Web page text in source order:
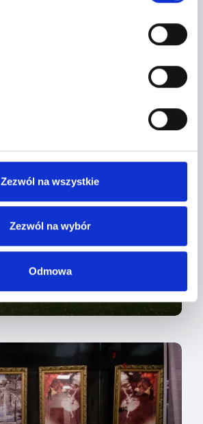
Zezwól na wszystkie
Zezwól na wybór
Odmowa